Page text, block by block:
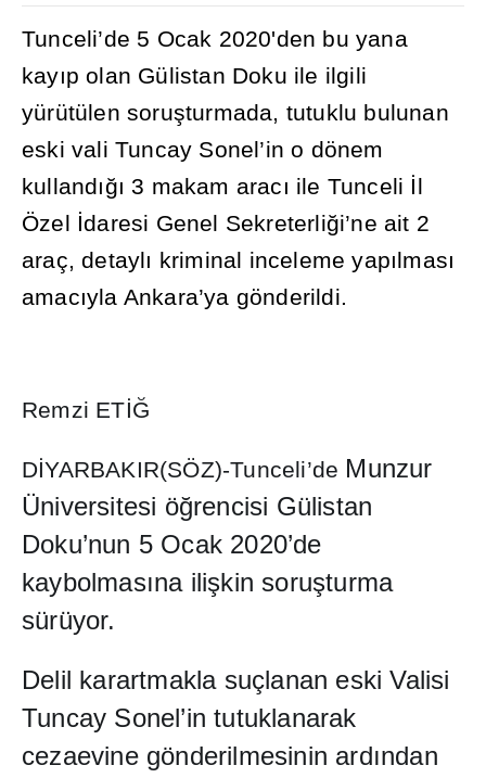
Tunceli’de 5 Ocak 2020'den bu yana
kayıp olan Gülistan Doku ile ilgili
yürütülen soruşturmada, tutuklu bulunan
eski vali Tuncay Sonel’in o dönem
kullandığı 3 makam aracı ile Tunceli İl
Özel İdaresi Genel Sekreterliği’ne ait 2
araç, detaylı kriminal inceleme yapılması
amacıyla Ankara’ya gönderildi.
Remzi ETİĞ
DİYARBAKIR(SÖZ)-Tunceli’de Munzur
Üniversitesi öğrencisi Gülistan
Doku’nun 5 Ocak 2020’de
kaybolmasına ilişkin soruşturma
sürüyor.
Delil karartmakla suçlanan eski Valisi
Tuncay Sonel’in tutuklanarak
cezaevine gönderilmesinin ardından